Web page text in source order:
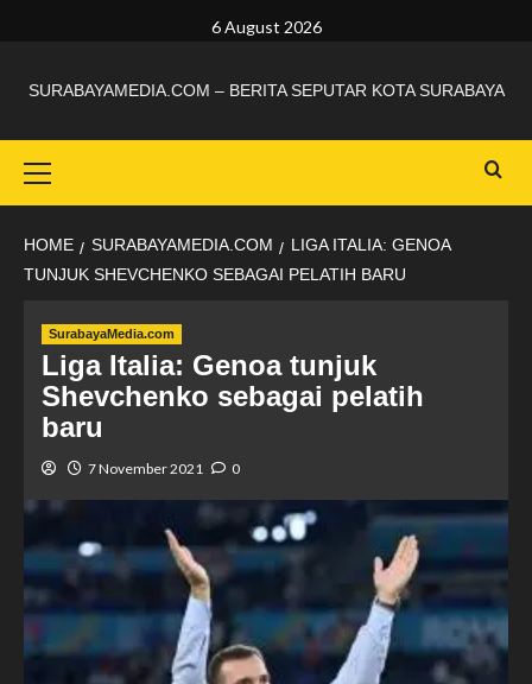
6 August 2026
SURABAYAMEDIA.COM – BERITA SEPUTAR KOTA SURABAYA
HOME SURABAYAMEDIA.COM
LIGA ITALIA: GENOA
TUNJUK SHEVCHENKO SEBAGAI PELATIH BARU
SurabayaMedia.com
Liga Italia: Genoa tunjuk
Shevchenko sebagai pelatih
baru
7 November 2021 0